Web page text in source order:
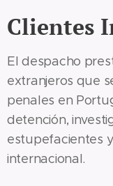
Clientes
El despacho
extranjeros que
penales en
detención,
estupefacientes
internacional.